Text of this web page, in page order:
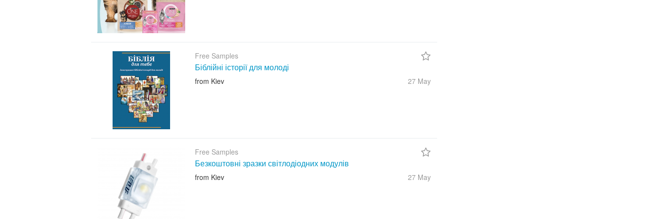
Free Samples
Біблійні історії для молоді
from Kiev 27 May
Free Samples
Безкоштовні зразки світлодіодних модулів
from Kiev 27 May